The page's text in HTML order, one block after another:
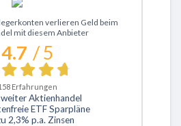
Zu XTBverlieren Geld beim
mit diesem Anbieter
4.7 / 5
Erfahrungen
Aktienhandel
ETF Sparpläne
2,3% p.a. Zinsen